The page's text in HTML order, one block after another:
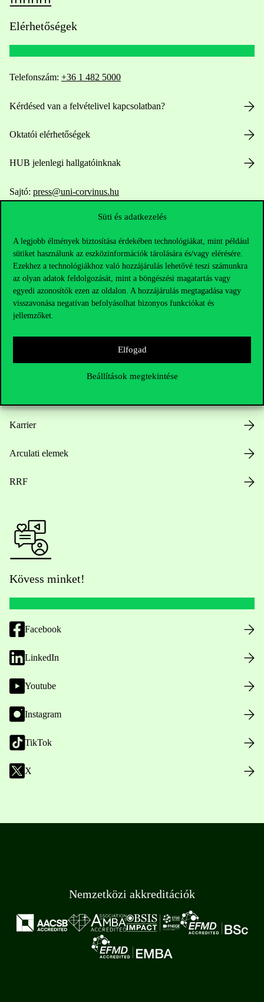
Süti és adatkezelés
A legjobb élmények biztosítása érdekében technológiákat, mint például
sütiket használunk az eszközinformációk tárolására és/vagy elérésére.
Ezekhez a technológiákhoz való hozzájárulás lehetővé teszi számunkra
az olyan adatok feldolgozását, mint a böngészési magatartás vagy
egyedi azonosítók ezen az oldalon. A hozzájárulás megtagadása vagy
visszavonása negatívan befolyásolhat bizonyos funkciókat és
jellemzőket.
Elfogad
Beállítások megtekintése
Elérhetőségek
Telefonszám: +36 1 482 5000
Kérdésed van a felvételivel kapcsolatban?
Oktatói elérhetőségek
HUB jelenlegi hallgatóinknak
Sajtó: press@uni-corvinus.hu
Hasznos linkek
Nyitvatartás
Karrier
Arculati elemek
RRF
Kövess minket!
Facebook
LinkedIn
Youtube
Instagram
TikTok
X
Nemzetközi akkreditációk